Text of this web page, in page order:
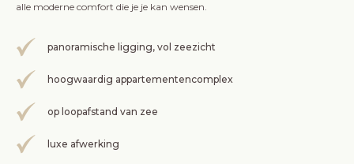
alle moderne comfort die je je kan wensen.
panoramische ligging, vol zeezicht
hoogwaardig appartementencomplex
op loopafstand van zee
luxe afwerking